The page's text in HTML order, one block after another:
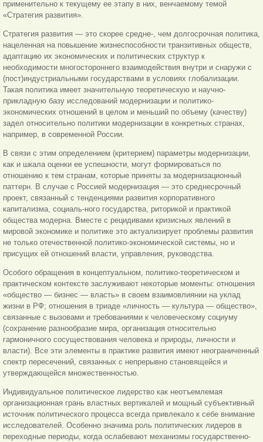
применительно к текущему ее этапу в них, венчаемому темой
«Стратегия развития».
Стратегия развития — это скорее средне-, чем долгосрочная политика,
нацеленная на повышение жизнеспособности транзитивных обществ,
адаптацию их экономических и политических структур к
необходимости многостороннего взаимодействия внутри и снаружи с
(пост)индустриальными государствами в условиях глобализации.
Такая политика имеет значительную теоретическую и научно-
прикладную базу исследований модернизации и политико-
экономических отношений в целом и меньший по объему (качеству)
задел относительно политики модернизации в конкретных странах,
например, в современной России.
В связи с этим определением (критерием) параметры модернизации,
как и шкала оценки ее успешности, могут формироваться по
отношению к тем странам, которые приняты за модернизационный
паттерн. В случае с Россией модернизация — это среднесрочный
проект, связанный с тенденциями развития корпоративного
капитализма, социаль-ного государства, риторикой и практикой
общества модерна. Вместе с рецидивами кризисных явлений в
мировой экономике и политике это актуализирует проблемы развития
не только отечественной политико-экономической системы, но и
присущих ей отношений власти, управления, руководства.
Особого обращения в концептуальном, политико-теоретическом и
практическом контексте заслуживают некоторые моменты: отношения
«общество — бизнес — власть» в своем взаимовлиянии на уклад
жизни в РФ; отношения в триаде «личность — культура — общество»,
связанные с вызовами и требованиями к человеческому социуму
(сохранение разнообразие мира, организация относительно
гармоничного сосуществования человека и природы, личности и
власти). Все эти элементы в практике развития имеют неограниченный
спектр пересечений, связанных с непрерывно становящейся и
утверждающейся множественностью.
Индивидуальное политическое лидерство как неотъемлемая
организационная грань властных вертикалей и мощный субъективный
источник политического процесса всегда привлекало к себе внимание
исследователей. Особенно значима роль политических лидеров в
переходные периоды, когда ослабевают механизмы государственно-